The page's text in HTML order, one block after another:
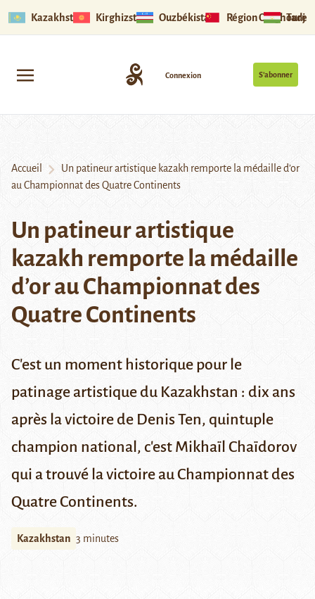
Kazakhstan Kirghizstan Ouzbékistan Région Ouïghoure
S’abonner
Connexion
Accueil
Un patineur artistique kazakh remporte la médaille d’or
au Championnat des Quatre Continents
Un patineur artistique
kazakh remporte la médaille
d’or au Championnat des
Quatre Continents
C'est un moment historique pour le
patinage artistique du Kazakhstan : dix ans
après la victoire de Denis Ten, quintuple
champion national, c'est Mikhaïl Chaïdorov
qui a trouvé la victoire au Championnat des
Quatre Continents.
Kazakhstan 3 minutes